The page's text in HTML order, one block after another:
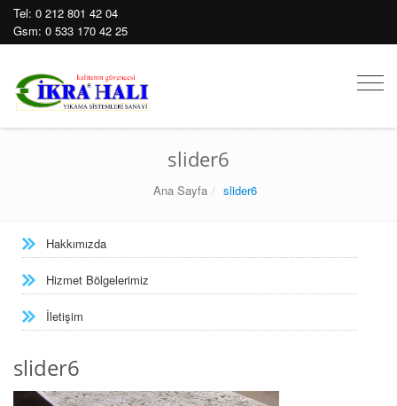
Tel: 0 212 801 42 04
Gsm: 0 533 170 42 25
Mobil
slider6
Ana Sayfa slider6
Hakkımızda
Hizmet Bölgelerimiz
İletişim
slider6